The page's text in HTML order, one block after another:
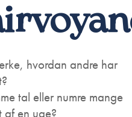
hvordan andre har
tal eller numre mange
en uge?